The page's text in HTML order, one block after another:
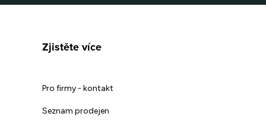
Zjistěte více
Pro firmy - kontakt
Seznam prodejen